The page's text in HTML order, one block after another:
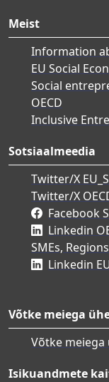
Meist
Information
EU Social
Social
OECD
Inclusive
Sotsiaalmeedia
Twitter/X
Twitter/X
Facebook
Linkedin
SMEs,
Linkedin
Võtke meiega
Võtke
Isikuandmete